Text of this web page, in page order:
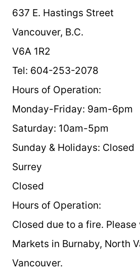
637 E. Hastings Street
Vancouver, B.C.
V6A 1R2
Tel: 604-253-2078
Hours of Operation:
Monday-Friday: 9am-6pm
Saturday: 10am-5pm
Sunday & Holidays: Closed
Surrey
Closed
Hours of Operation:
Closed due to a fire.
Markets in Burnaby, North
Vancouver.